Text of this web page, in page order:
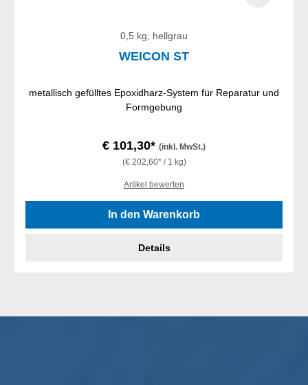
0,5 kg, hellgrau
WEICON ST
metallisch gefülltes Epoxidharz-System für Reparatur und
Formgebung
€ 101,30* (inkl. MwSt.)
(€ 202,60* / 1 kg)
Artikel bewerten
In den Warenkorb
Details